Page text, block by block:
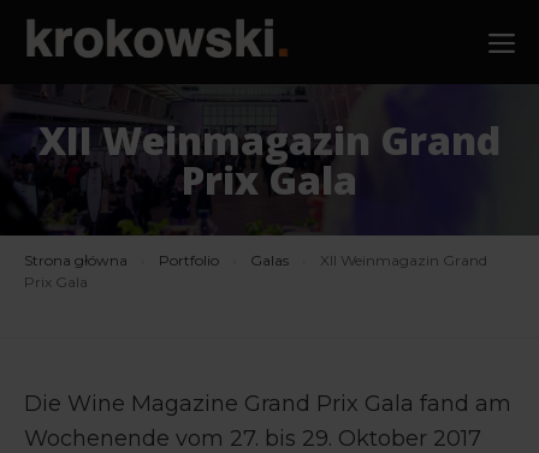
Zum
Inhalt
springen
XII Weinmagazin Grand
Prix Gala
Strona główna Portfolio Galas
XII Weinmagazin Grand
Prix Gala
Die Wine Magazine Grand Prix Gala fand am
Wochenende vom 27. bis 29. Oktober 2017